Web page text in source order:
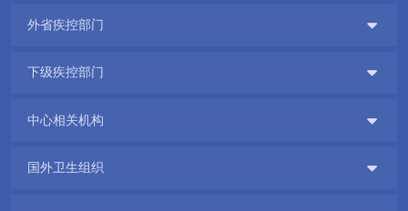
外省疾控部门 
下级疾控部门 
中心相关机构 
国外卫生组织 